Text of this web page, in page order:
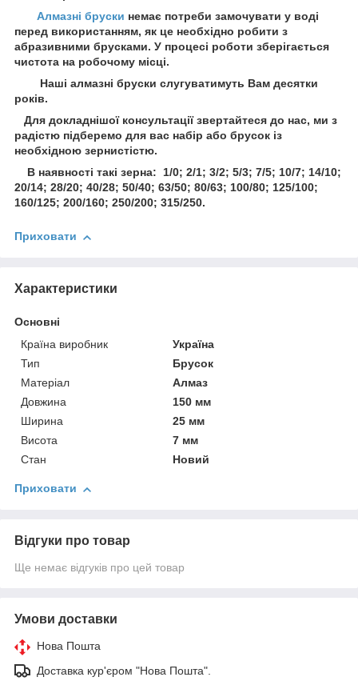
Алмазні бруски немає потреби замочувати у воді
перед використанням, як це необхідно робити з
абразивними брусками. У процесі роботи зберігається
чистота на робочому місці.
Наші алмазні бруски слугуватимуть Вам десятки
років.
Для докладнішої консультації звертайтеся до нас, ми з
радістю підберемо для вас набір або брусок із
необхідною зернистістю.
В наявності такі зерна: 1/0; 2/1; 3/2; 5/3; 7/5; 10/7; 14/10;
20/14; 28/20; 40/28; 50/40; 63/50; 80/63; 100/80; 125/100;
160/125; 200/160; 250/200; 315/250.
Приховати
Характеристики
Основні
Країна виробник
Україна
Тип
Брусок
Матеріал
Алмаз
Довжина
150 мм
Ширина
25 мм
Висота
7 мм
Стан
Новий
Приховати
Відгуки про товар
Ще немає відгуків про цей товар
Умови доставки
Нова Пошта
Доставка кур'єром "Нова Пошта".